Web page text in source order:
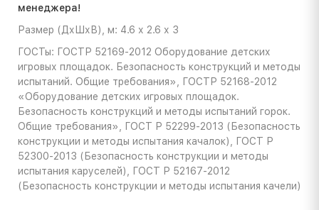
менеджера!
Размер (ДхШхВ), м: 4.6 х 2.6 х 3
ГОСТы: ГОСТР 52169-2012 Оборудование детских
игровых площадок. Безопасность конструкций и методы
испытаний. Общие требования», ГОСТР 52168-2012
«Оборудование детских игровых площадок.
Безопасность конструкций и методы испытаний горок.
Общие требования», ГОСТ Р 52299-2013 (Безопасность
конструкции и методы испытания качалок), ГОСТ Р
52300-2013 (Безопасность конструкции и методы
испытания каруселей), ГОСТ Р 52167-2012
(Безопасность конструкции и методы испытания качели)